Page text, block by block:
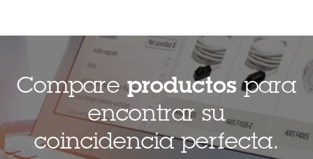
Compareproductospara
encontrar su
coincidencia perfecta.